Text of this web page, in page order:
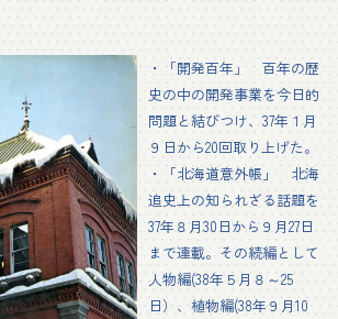
・「開発百年」 百年の歴
史の中の開発事業を今日的
問題と結びつけ、37年１月
９日から20回取り上げた。
・「北海道意外帳」 北海
追史上の知られざる話題を
37年８月30日から９月27日
まで連載。その続編として
人物編(38年５月８～25
日）、植物編(38年９月10